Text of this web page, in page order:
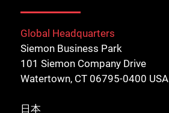
Global Headquarters
Siemon Business Park
101 Siemon Company Drive
Watertown, CT 06795-0400 USA
日本